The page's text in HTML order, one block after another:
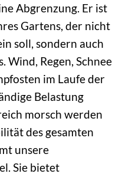
Abgrenzung. Er ist
Gartens, der nicht
soll, sondern auch
Wind, Regen, Schnee
im Laufe der
Belastung
morsch werden
des gesamten
unsere
Sie bietet